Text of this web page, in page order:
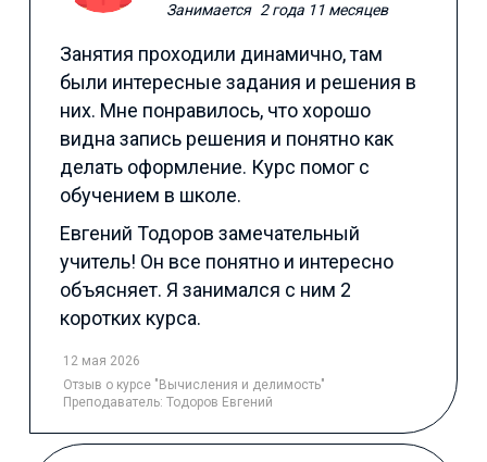
Занимается 2 года 11 месяцев
Занятия проходили динамично, там
были интересные задания и решения в
них. Мне понравилось, что хорошо
видна запись решения и понятно как
делать оформление. Курс помог с
обучением в школе.
Евгений Тодоров замечательный
учитель! Он все понятно и интересно
объясняет. Я занимался с ним 2
коротких курса.
12 мая 2026
Отзыв о курсе "Вычисления и делимость"
Преподаватель: Тодоров Евгений